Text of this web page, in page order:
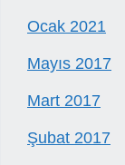
Ocak 2021
Mayıs 2017
Mart 2017
Şubat 2017